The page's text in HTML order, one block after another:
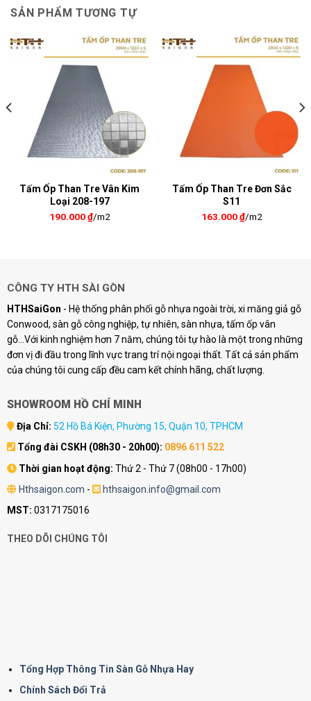
SẢN PHẨM TƯƠNG TỰ
Tấm Ốp Than Tre Vân Kim
Loại 208-197
190.000₫/m2
Tấm Ốp Than Tre Đơn Sắc
S11
163.000₫/m2
CÔNG TY HTH SÀI GÒN
HTHSaiGon - Hệ thống phân phối gỗ nhựa ngoài trời, xi măng giả gỗ
Conwood, sàn gỗ công nghiệp, tự nhiên, sàn nhựa, tấm ốp vân
gỗ...Với kinh nghiệm hơn 7 năm, chúng tôi tự hào là một trong những
đơn vị đi đầu trong lĩnh vực trang trí nội ngoại thất. Tất cả sản phẩm
của chúng tôi cung cấp đều cam kết chính hãng, chất lượng.
SHOWROOM HỒ CHÍ MINH
Địa Chỉ: 52 Hồ Bá Kiện, Phường 15, Quận 10, TPHCM
Tổng đài CSKH (08h30 - 20h00): 0896 611 522
Thời gian hoạt động: Thứ 2 - Thứ 7 (08h00 - 17h00)
Hthsaigon.com -
hthsaigon.info@gmail.com
MST: 0317175016
THEO DÕI CHÚNG TÔI
Tổng Hợp Thông Tin Sàn Gỗ Nhựa Hay
Chính Sách Đổi Trả